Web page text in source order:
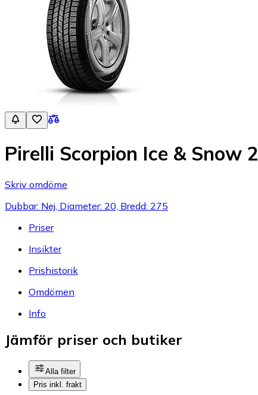
Pirelli Scorpion Ice & Snow
Skriv omdöme
Dubbar: Nej, Diameter: 20, Bredd: 275
Priser
Insikter
Prishistorik
Omdömen
Info
Jämför priser och butiker
Alla filter
Pris inkl. frakt